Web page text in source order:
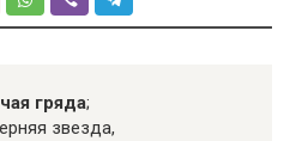
гряда;
звезда,